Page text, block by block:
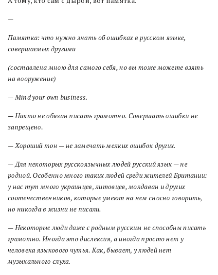
—
Памятка: что нужно знать об ошибках в русском языке,
совершаемых другими
(составлена мною для самого себя, но вы тоже можете взять
на вооружение)
—Mindyour own business.
— Никто не обязан писать грамотно. Совершать ошибки не
запрещено.
— Хороший тон — не замечать мелких ошибок других.
— Для некоторых русскоязычных людей русский язык — не
родной. Особенно много таких людей среди жителей Британии:
у нас тут много украинцев, литовцев, молдаван и других
соотечественников, которые умеют на нем сносно говорить,
но никогда в жизни не писали.
— Некоторые люди даже с родным русским не способны писать
грамотно. Иногда это дислексия, а иногда просто нет у
человека языкового чутья. Как, бывает, у людей нет
музыкального слуха.